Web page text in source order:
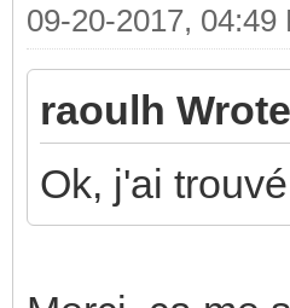
09-20-2017, 04:49
raoulh
Ok, j'ai